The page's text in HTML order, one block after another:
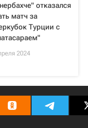
отказался
матч за
Турции с
2024